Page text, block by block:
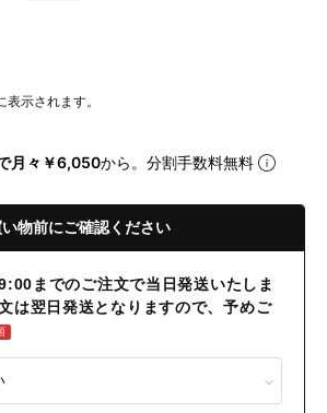
示されます。
月々￥6,050から。分割手数料無料
物前にご確認ください
までのご注文で当日発送いたしま
は翌日発送となりますので、予めご